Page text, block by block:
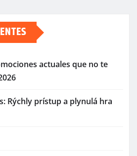
actuales que no te
Rýchly prístup a plynulá hra